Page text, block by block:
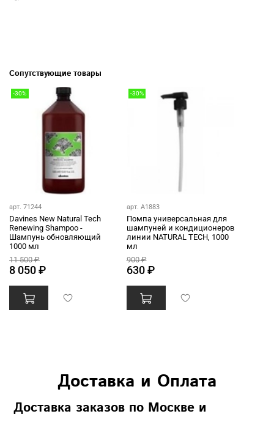
Сопутствующие товары
-30%
арт. 71244
Davines New Natural Tech
Renewing Shampoo -
Шампунь обновляющий
1000 мл
11 500 ₽
8 050 ₽
-30%
арт. A1883
Помпа универсальная для
шампуней и кондиционеров
линии NATURAL TECH, 1000
мл
900 ₽
630 ₽
Доставка и Оплата
Доставка заказов по Москве и